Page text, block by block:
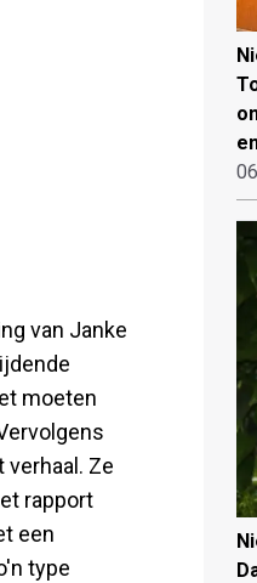
van Janke
moeten
Ze
rapport
een
type